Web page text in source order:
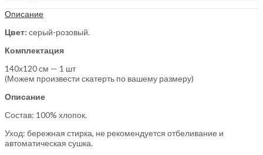
Описание
Цвет: серый-розовый.
Комплектация
140х120 см — 1 шт
(Можем произвести скатерть по вашему размеру)
Описание
Состав: 100% хлопок.
Уход: бережная стирка, не рекомендуется отбеливание и
автоматическая сушка.